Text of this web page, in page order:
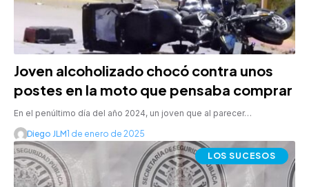
Joven alcoholizado chocó contra unos
postes en la moto que pensaba comprar
En el penúltimo día del año 2024, un joven que al parecer…
Diego JLM1 de enero de 2025
LOS SUCESOS